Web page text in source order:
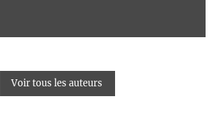
Voir tous les auteurs